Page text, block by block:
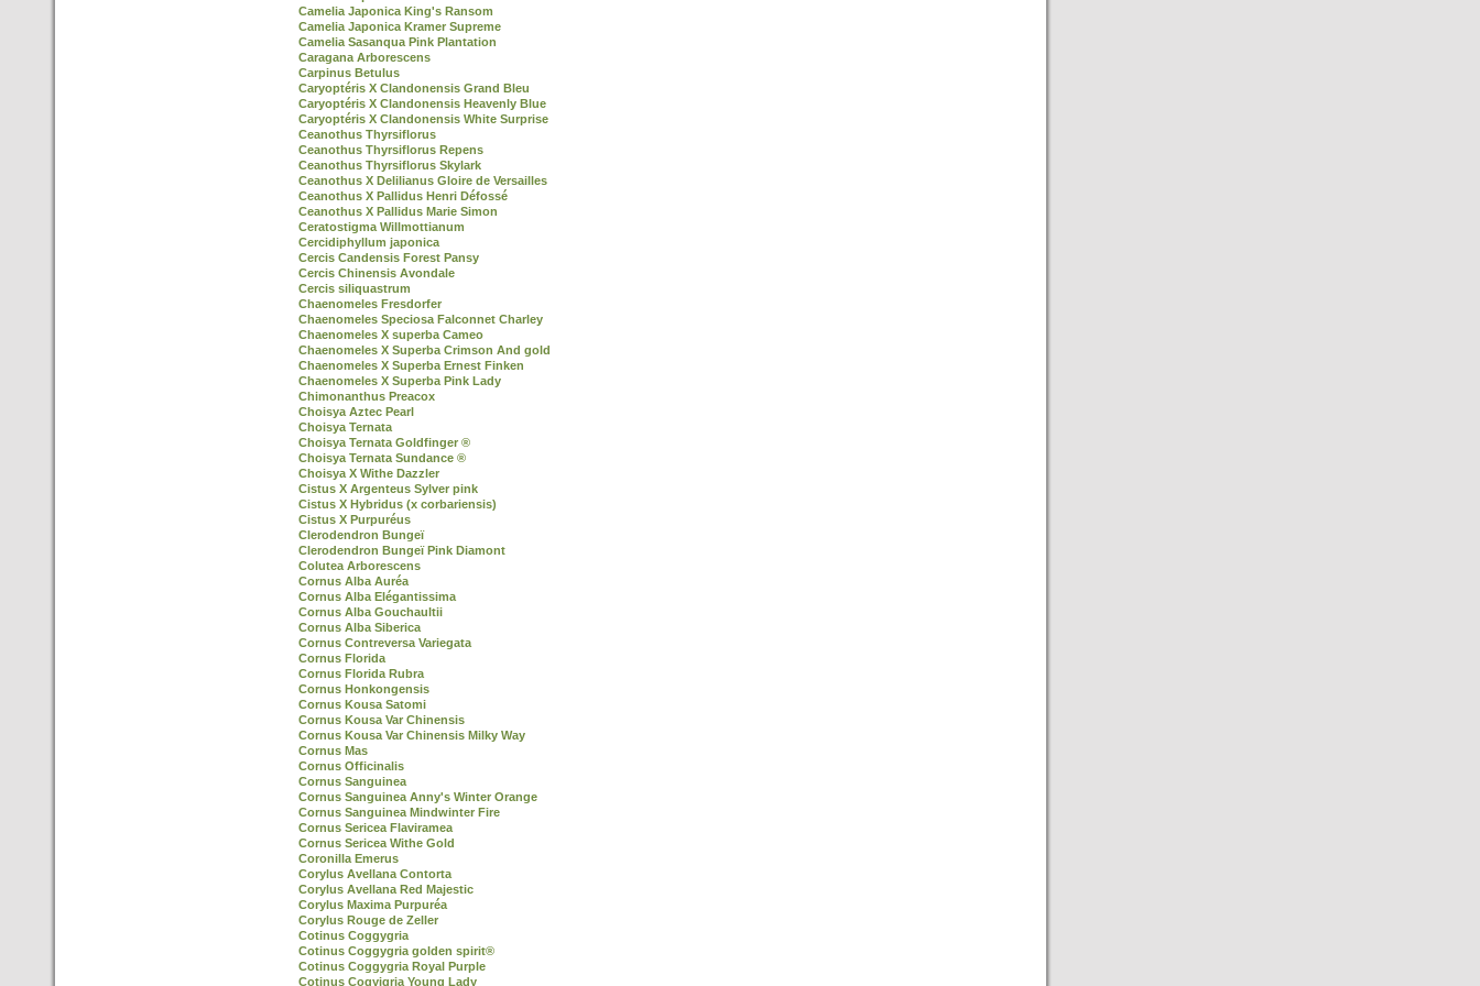
Camelia Japonica King's Ransom
Camelia Japonica Kramer Supreme
Camelia Sasanqua Pink Plantation
Caragana Arborescens
Carpinus Betulus
Caryoptéris X Clandonensis Grand Bleu
Caryoptéris X Clandonensis Heavenly Blue
Caryoptéris X Clandonensis White Surprise
Ceanothus Thyrsiflorus
Ceanothus Thyrsiflorus Repens
Ceanothus Thyrsiflorus Skylark
Ceanothus X Delilianus Gloire de Versailles
Ceanothus X Pallidus Henri Défossé
Ceanothus X Pallidus Marie Simon
Ceratostigma Willmottianum
Cercidiphyllum japonica
Cercis Candensis Forest Pansy
Cercis Chinensis Avondale
Cercis siliquastrum
Chaenomeles Fresdorfer
Chaenomeles Speciosa Falconnet Charley
Chaenomeles X superba Cameo
Chaenomeles X Superba Crimson And gold
Chaenomeles X Superba Ernest Finken
Chaenomeles X Superba Pink Lady
Chimonanthus Preacox
Choisya Aztec Pearl
Choisya Ternata
Choisya Ternata Goldfinger ®
Choisya Ternata Sundance ®
Choisya X Withe Dazzler
Cistus X Argenteus Sylver pink
Cistus X Hybridus (x corbariensis)
Cistus X Purpuréus
Clerodendron Bungeï
Clerodendron Bungeï Pink Diamont
Colutea Arborescens
Cornus Alba Auréa
Cornus Alba Elégantissima
Cornus Alba Gouchaultii
Cornus Alba Siberica
Cornus Contreversa Variegata
Cornus Florida
Cornus Florida Rubra
Cornus Honkongensis
Cornus Kousa Satomi
Cornus Kousa Var Chinensis
Cornus Kousa Var Chinensis Milky Way
Cornus Mas
Cornus Officinalis
Cornus Sanguinea
Cornus Sanguinea Anny's Winter Orange
Cornus Sanguinea Mindwinter Fire
Cornus Sericea Flaviramea
Cornus Sericea Withe Gold
Coronilla Emerus
Corylus Avellana Contorta
Corylus Avellana Red Majestic
Corylus Maxima Purpuréa
Corylus Rouge de Zeller
Cotinus Coggygria
Cotinus Coggygria golden spirit®
Cotinus Coggygria Royal Purple
Cotinus Cogyigria Young Lady